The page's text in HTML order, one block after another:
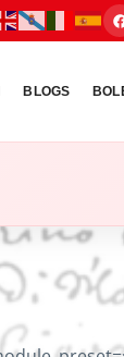
BLOGS